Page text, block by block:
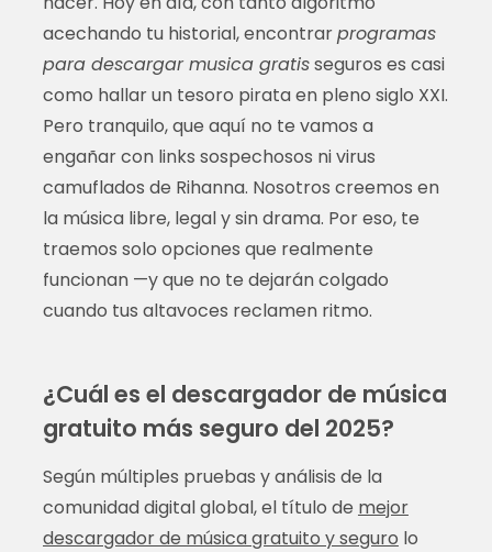
acechando tu historial, encontrarprogramas
para descargar musica gratisseguros es casi
como hallar un tesoro pirata en pleno siglo XXI.
Pero tranquilo, que aquí no te vamos a
engañar con links sospechosos ni virus
camuflados de Rihanna. Nosotros creemos en
la música libre, legal y sin drama. Por eso, te
traemos solo opciones que realmente
funcionan —y que no te dejarán colgado
cuando tus altavoces reclamen ritmo.
¿Cuál es el descargador de música
gratuito más seguro del 2025?
Según múltiples pruebas y análisis de la
comunidad digital global, el título de mejor
descargador de música gratuito y seguro lo